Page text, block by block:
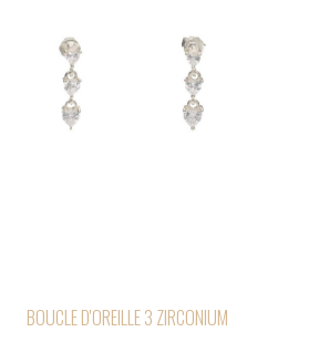
BOUCLE D'OREILLE 3 ZIRCONIUM